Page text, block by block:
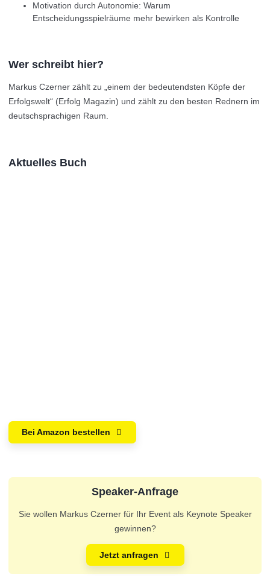
Motivation durch Autonomie: Warum
Entscheidungsspielräume mehr bewirken als Kontrolle
Wer schreibt hier?
Markus Czerner zählt zu „einem der bedeutendsten Köpfe der
Erfolgswelt“ (Erfolg Magazin) und zählt zu den besten Rednern im
deutschsprachigen Raum.
Aktuelles Buch
Bei Amazon bestellen
Speaker-Anfrage
Sie wollen Markus Czerner für Ihr Event als Keynote Speaker
gewinnen?
Jetzt anfragen